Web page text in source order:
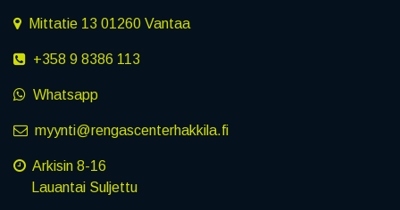
Mittatie 13 01260 Vantaa
+358 9 8386 113
Whatsapp
myynti@rengascenterhakkila.fi
Arkisin 8-16
Lauantai Suljettu